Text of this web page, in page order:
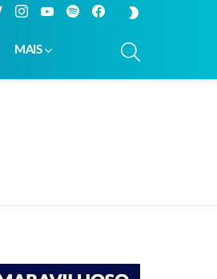
TwitterInstagramYouTubeSpotify Facebook
MAIS